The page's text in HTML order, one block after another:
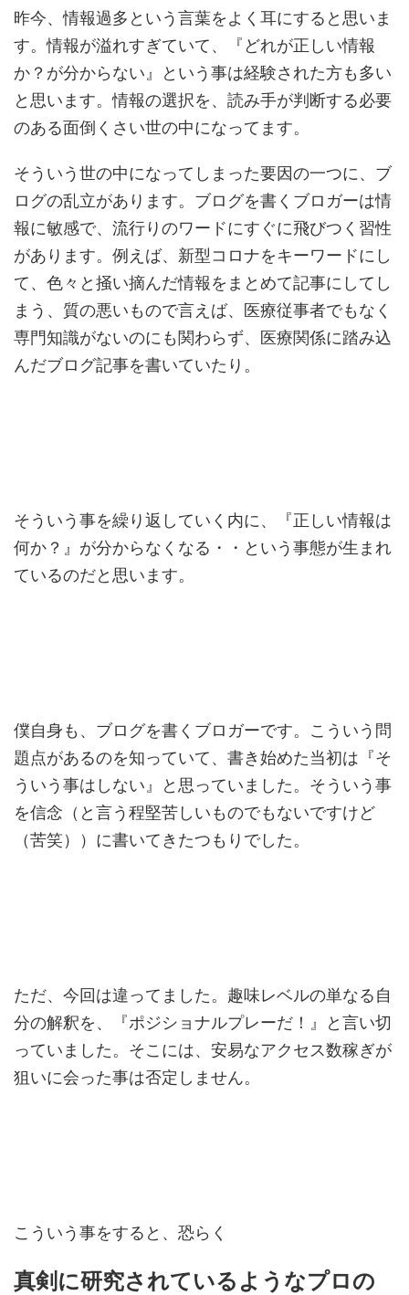
昨今、情報過多という言葉をよく耳にすると思いま
す。情報が溢れすぎていて、『どれが正しい情報
か？が分からない』という事は経験された方も多い
と思います。情報の選択を、読み手が判断する必要
のある面倒くさい世の中になってます。
そういう世の中になってしまった要因の一つに、ブ
ログの乱立があります。ブログを書くブロガーは情
報に敏感で、流行りのワードにすぐに飛びつく習性
があります。例えば、新型コロナをキーワードにし
て、色々と掻い摘んだ情報をまとめて記事にしてし
まう、質の悪いもので言えば、医療従事者でもなく
専門知識がないのにも関わらず、医療関係に踏み込
んだブログ記事を書いていたり。
そういう事を繰り返していく内に、『正しい情報は
何か？』が分からなくなる・・という事態が生まれ
ているのだと思います。
僕自身も、ブログを書くブロガーです。こういう問
題点があるのを知っていて、書き始めた当初は『そ
ういう事はしない』と思っていました。そういう事
を信念（と言う程堅苦しいものでもないですけど
（苦笑））に書いてきたつもりでした。
ただ、今回は違ってました。趣味レベルの単なる自
分の解釈を、『ポジショナルプレーだ！』と言い切
っていました。そこには、安易なアクセス数稼ぎが
狙いに会った事は否定しません。
こういう事をすると、恐らく
真剣に研究されているようなプロの